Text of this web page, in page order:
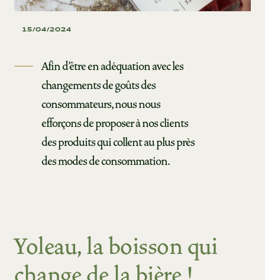
15/04/2024
Afin d'être en adéquation avec les
changements de goûts des
consommateurs, nous nous
efforçons de proposer à nos clients
des produits qui collent au plus près
des modes de consommation.
Yoleau, la boisson qui